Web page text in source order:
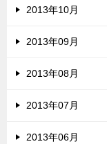
2013年10月
2013年09月
2013年08月
2013年07月
2013年06月